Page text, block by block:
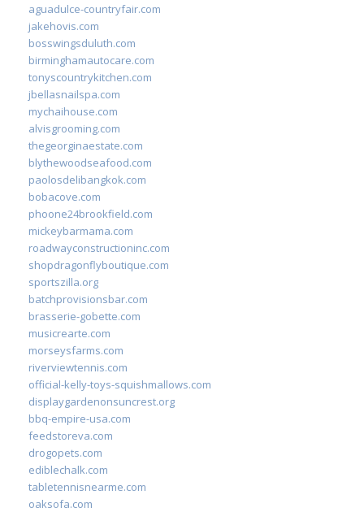
aguadulce-countryfair.com
jakehovis.com
bosswingsduluth.com
birminghamautocare.com
tonyscountrykitchen.com
jbellasnailspa.com
mychaihouse.com
alvisgrooming.com
thegeorginaestate.com
blythewoodseafood.com
paolosdelibangkok.com
bobacove.com
phoone24brookfield.com
mickeybarmama.com
roadwayconstructioninc.com
shopdragonflyboutique.com
sportszilla.org
batchprovisionsbar.com
brasserie-gobette.com
musicrearte.com
morseysfarms.com
riverviewtennis.com
official-kelly-toys-squishmallows.com
displaygardenonsuncrest.org
bbq-empire-usa.com
feedstoreva.com
drogopets.com
ediblechalk.com
tabletennisnearme.com
oaksofa.com